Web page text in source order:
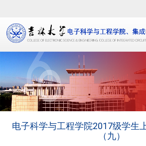
电子科学与工程学院2017级学生
（九）